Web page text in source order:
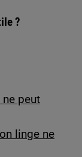
?
peut
linge ne